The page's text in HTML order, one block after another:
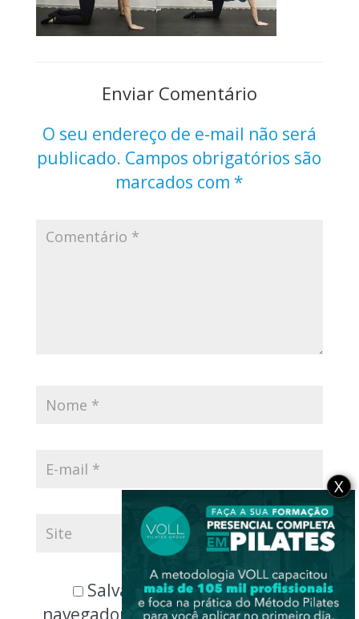
Enviar Comentário
O seu endereço de e-mail não será
publicado. Campos obrigatórios são
marcados com *
Salvar meus dados neste
navegador para a próxima vez que
X